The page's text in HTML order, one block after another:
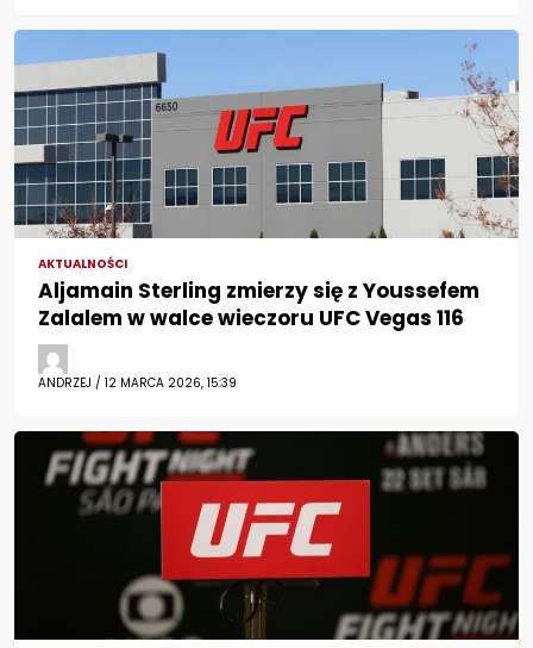
AKTUALNOŚCI
Aljamain Sterling zmierzy się z Youssefem
Zalalem w walce wieczoru UFC Vegas 116
ANDRZEJ / 12 MARCA 2026, 15:39